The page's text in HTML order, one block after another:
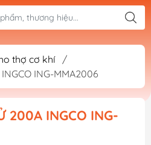
thợ cơ khí
/
ING-MMA2006
200A INGCO ING-